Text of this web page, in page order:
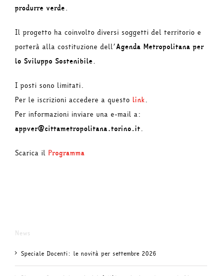
produrre verde.
Il progetto ha coinvolto diversi soggetti del territorio e
porterà alla costituzione dell’Agenda Metropolitana per
lo Sviluppo Sostenibile.
I posti sono limitati.
Per le iscrizioni accedere a questo link.
Per informazioni inviare una e-mail a:
appver@cittametropolitana.torino.it.
Scarica il Programma
News
Speciale Docenti: le novità per settembre 2026